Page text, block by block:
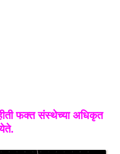
फक्त संस्थेच्या अधिकृत